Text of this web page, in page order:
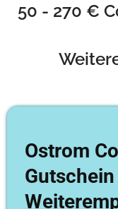
50 - 270 €
Ostrom